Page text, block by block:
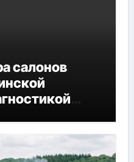
салонов